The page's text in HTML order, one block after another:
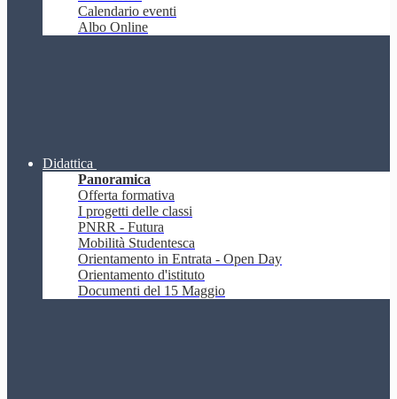
Calendario eventi
Albo Online
Didattica
Panoramica
Offerta formativa
I progetti delle classi
PNRR - Futura
Mobilità Studentesca
Orientamento in Entrata - Open Day
Orientamento d'istituto
Documenti del 15 Maggio